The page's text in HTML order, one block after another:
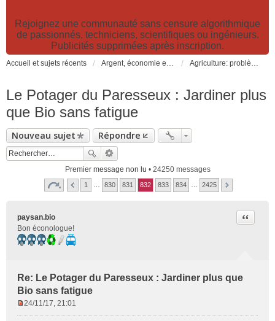
Rejoignez une communauté sans censure algorithmique
de passionnés, techniciens, scientifiques ou ingénieurs.
Publicités supprimées après inscription.
Accueil et sujets récents Argent, économie et finance. Alimentation et agriculture. Développement durable, pollution de l'air et catastrophes. Gestion des déchets. Agriculture: problèmes et pollutions, nouvelles techniques et solutions
Le Potager du Paresseux : Jardiner plus
que Bio sans fatigue
Nouveau sujet Répondre
Premier message non lu • 24250 messages
1 830 831 832 833 834 2425
paysan.bio
Bon éconologue!
Re: Le Potager du Paresseux : Jardiner plus que
Bio sans fatigue
Citer
24/11/17, 21:01